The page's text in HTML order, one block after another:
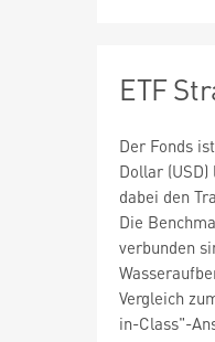
ETF
Der Fonds
Dollar
dabei den
Die
verbunden
Vergleich
in-Class"-